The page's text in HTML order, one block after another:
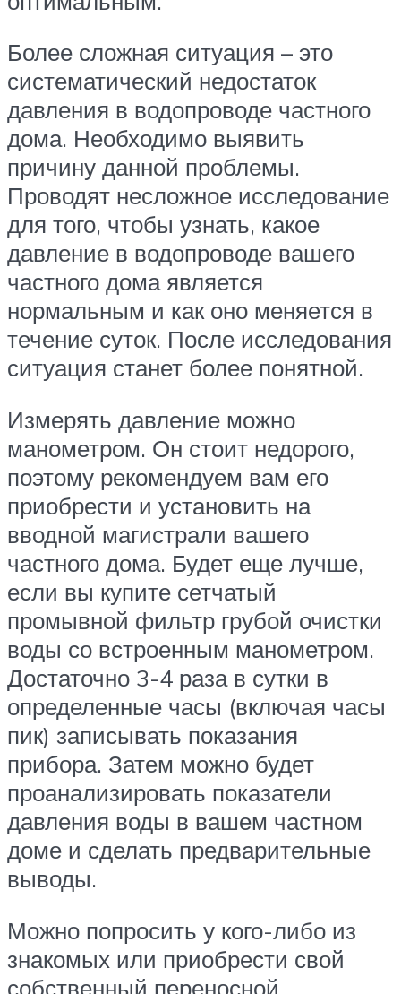
Более сложная ситуация – это
систематический недостаток
давления в водопроводе частного
дома. Необходимо выявить
причину данной проблемы.
Проводят несложное исследование
для того, чтобы узнать, какое
давление в водопроводе вашего
частного дома является
нормальным и как оно меняется в
течение суток. После исследования
ситуация станет более понятной.
Измерять давление можно
манометром. Он стоит недорого,
поэтому рекомендуем вам его
приобрести и установить на
вводной магистрали вашего
частного дома. Будет еще лучше,
если вы купите сетчатый
промывной фильтр грубой очистки
воды со встроенным манометром.
Достаточно 3-4 раза в сутки в
определенные часы (включая часы
пик) записывать показания
прибора. Затем можно будет
проанализировать показатели
давления воды в вашем частном
доме и сделать предварительные
выводы.
Можно попросить у кого-либо из
знакомых или приобрести свой
собственный переносной